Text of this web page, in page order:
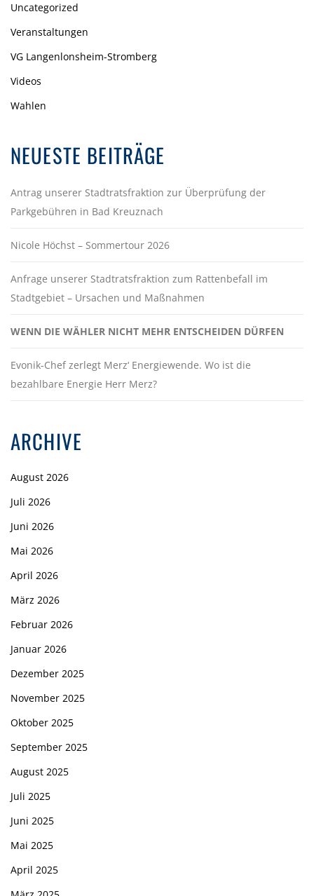
Uncategorized
Veranstaltungen
VG Langenlonsheim-Stromberg
Videos
Wahlen
NEUESTE BEITRÄGE
Antrag unserer Stadtratsfraktion zur Überprüfung der
Parkgebühren in Bad Kreuznach
Nicole Höchst – Sommertour 2026
Anfrage unserer Stadtratsfraktion zum Rattenbefall im
Stadtgebiet – Ursachen und Maßnahmen
WENN DIE WÄHLER NICHT MEHR ENTSCHEIDEN DÜRFEN
Evonik-Chef zerlegt Merz‘ Energiewende. Wo ist die
bezahlbare Energie Herr Merz?
ARCHIVE
August 2026
Juli 2026
Juni 2026
Mai 2026
April 2026
März 2026
Februar 2026
Januar 2026
Dezember 2025
November 2025
Oktober 2025
September 2025
August 2025
Juli 2025
Juni 2025
Mai 2025
April 2025